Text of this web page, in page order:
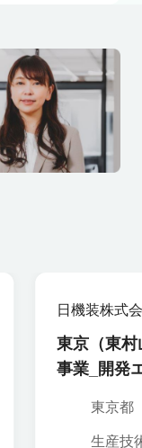
日機装株式
東京（東
事業_開発
東京都
生産技